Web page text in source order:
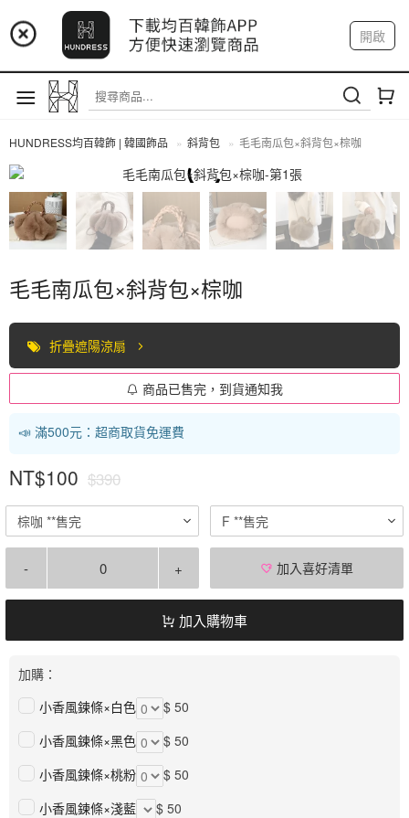
📢 市集預告：9/4-9/6 淡水捷運站
📢 市集預告：9/12-9/13 八里海巡基地
📢 市集預告：8/22-8/23 桃園青埔置地廣場
開啟
註冊 我的帳戶
HUNDRESS均百韓飾 | 韓國飾品 斜背包 毛毛南瓜包×斜背包×棕咖
毛毛南瓜包×斜背包×棕咖
折疊遮陽涼扇
商品已售完，到貨通知我
📣 滿500元：超商取貨免運費
NT$100 $390
棕咖 **售完 F **售完
- + 加入喜好清單
加入購物車
加購：
小香風鍊條×白色
$ 50
小香風鍊條×黑色
$ 50
小香風鍊條×桃粉
$ 50
小香風鍊條×淺藍
$ 50